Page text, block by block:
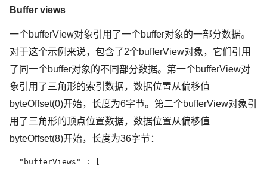
Buffer views
一个bufferView对象引用了一个buffer对象的一部分数据。
对于这个示例来说，包含了2个bufferView对象，它们引用
了同一个buffer对象的不同部分数据。第一个bufferView对
象引用了三角形的索引数据，数据位置从偏移值
byteOffset(0)开始，长度为6字节。第二个bufferView对象引
用了三角形的顶点位置数据，数据位置从偏移值
byteOffset(8)开始，长度为36字节：
  "bufferViews" : [